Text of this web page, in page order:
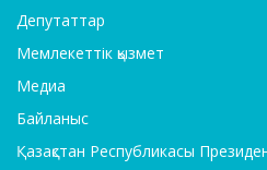
Депутаттар
Мемлекеттік қызмет
Медиа
Байланыс
Қазақстан Республикасы